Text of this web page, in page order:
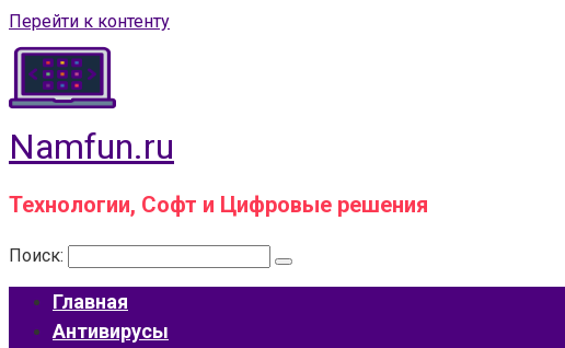
Перейти к контенту
Namfun.ru
Технологии, Софт и Цифровые решения
Поиск:
Главная
Антивирусы